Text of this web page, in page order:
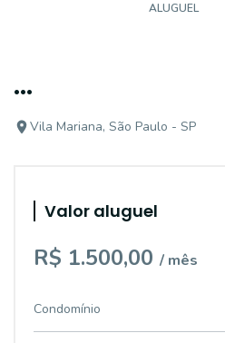
ALUGUEL
...
Vila Mariana, São Paulo - SP
Valor aluguel
R$ 1.500,00 / mês
Condomínio